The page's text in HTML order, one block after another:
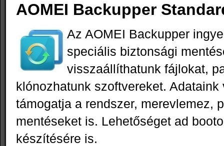
AOMEI Backupper
Az AOMEI Backupper
speciális biztonsági
visszaállíthatunk fájlokat,
klónozhatunk szoftvereket.
támogatja a rendszer, merevlemez,
mentéseket is. Lehetőséget ad
készítésére is.